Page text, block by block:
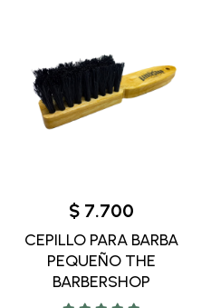
$ 7.700
CEPILLO PARA BARBA
PEQUEÑO THE
BARBERSHOP